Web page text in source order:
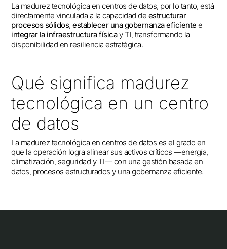
La madurez tecnológica en centros de datos, por lo tanto, está
directamente vinculada a la capacidad de estructurar
procesos sólidos,establecer una gobernanza eficiente e
integrar la infraestructura físicayTI , transformando la
disponibilidad en resiliencia estratégica.
Qué significa madurez
tecnológica en un centro
de datos
La madurez tecnológica en centros de datos es el grado en
que la operación logra alinear sus activos críticos —energía,
climatización, seguridad y TI— con una gestión basada en
datos, procesos estructurados y una gobernanza eficiente.